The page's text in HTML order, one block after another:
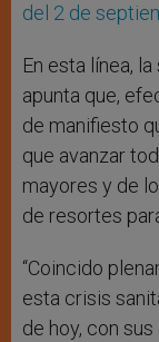
del 2 de
En esta línea,
apunta que,
de manifiesto
que avanzar
mayores y de
de resortes
“Coincido
esta crisis
de hoy, con